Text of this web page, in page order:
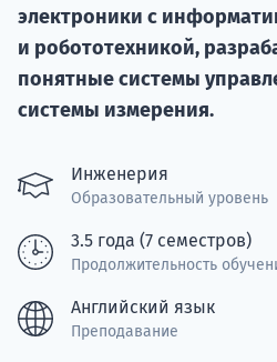
электроники с
и робототехникой,
понятные системы
системы измерения.
Инженерия
Образовательный уровень
3.5 года (7 семестров)
Продолжительность
Английский язык
Преподавание